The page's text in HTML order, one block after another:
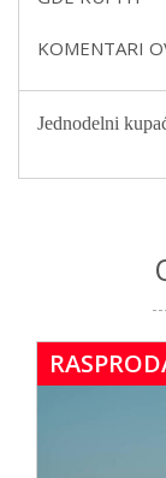
KOMENTARI
Jednodelni